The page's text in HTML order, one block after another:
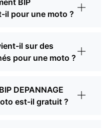
BIP
il pour une moto ?
il sur des
pour une moto ?
DEPANNAGE
est-il gratuit ?